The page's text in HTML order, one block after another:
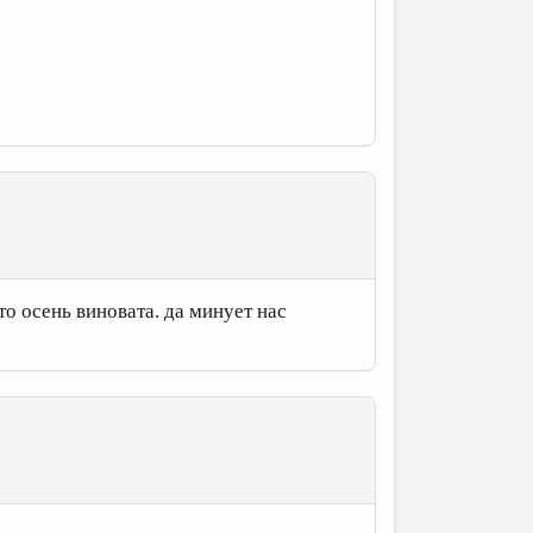
осень виновата. да минует нас